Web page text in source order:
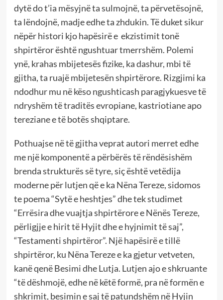
dytë do t’ia mësyjnë ta sulmojnë, ta përvetësojnë,
ta lëndojnë, madje edhe ta zhdukin. Të duket sikur
nëpër histori kjo hapësirë e ekzistimit tonë
shpirtëror është ngushtuar tmerrshëm. Polemi
ynë, krahas mbijetesës fizike, ka dashur, mbi të
gjitha, ta ruajë mbijetesën shpirtërore. Rizgjimi ka
ndodhur mu në këso ngushticash paragjykuesve të
ndryshëm të traditës evropiane, kastriotiane apo
tereziane e të botës shqiptare.
Pothuajse në të gjitha veprat autori merret edhe
me një komponentë a përbërës të rëndësishëm
brenda strukturës së tyre, siç është vetëdija
moderne për lutjen që e ka Nëna Tereze, sidomos
te poema “Sytë e heshtjes” dhe tek studimet
“Errësira dhe vuajtja shpirtërore e Nënës Tereze,
përligjje e hirit të Hyjit dhe e hyjnimit të saj”,
“Testamenti shpirtëror”. Një hapësirë e tillë
shpirtëror, ku Nëna Tereze e ka gjetur vetveten,
kanë qenë Besimi dhe Lutja. Lutjen ajo e shkruante
“të dëshmojë, edhe në këtë formë, pra në formën e
shkrimit, besimin e saj të patundshëm në Hyjin